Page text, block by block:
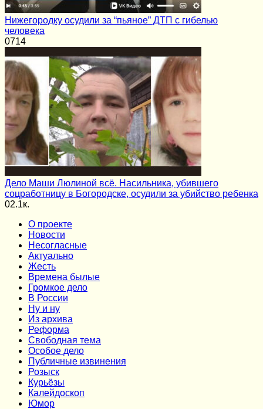
Нижегородку осудили за “пьяное” ДТП с гибелью
человека
0714
Дело Маши Люлиной всё. Насильника, убившего
соцработницу в Богородске, осудили за убийство ребенка
02.1к.
О проекте
Новости
Несогласные
Актуально
Жесть
Времена былые
Громкое дело
В России
Ну и ну
Из архива
Реформа
Cвободная тема
Особое дело
Публичные извинения
Розыск
Курьёзы
Калейдоскоп
Юмор